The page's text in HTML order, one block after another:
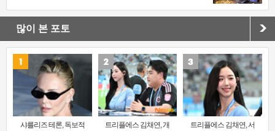
많이 본 포토
샤를리즈 테론, 독보적
트리플에스 김채연, 개
트리플에스 김채연, 서